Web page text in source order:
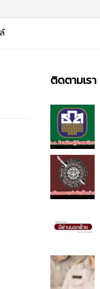
ติดตามเรา